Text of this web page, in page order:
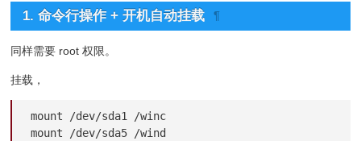
1. 命令行操作 + 开机自动挂载 ¶
同样需要 root 权限。
挂载，
mount /dev/sda1 /winc
mount /dev/sda5 /wind